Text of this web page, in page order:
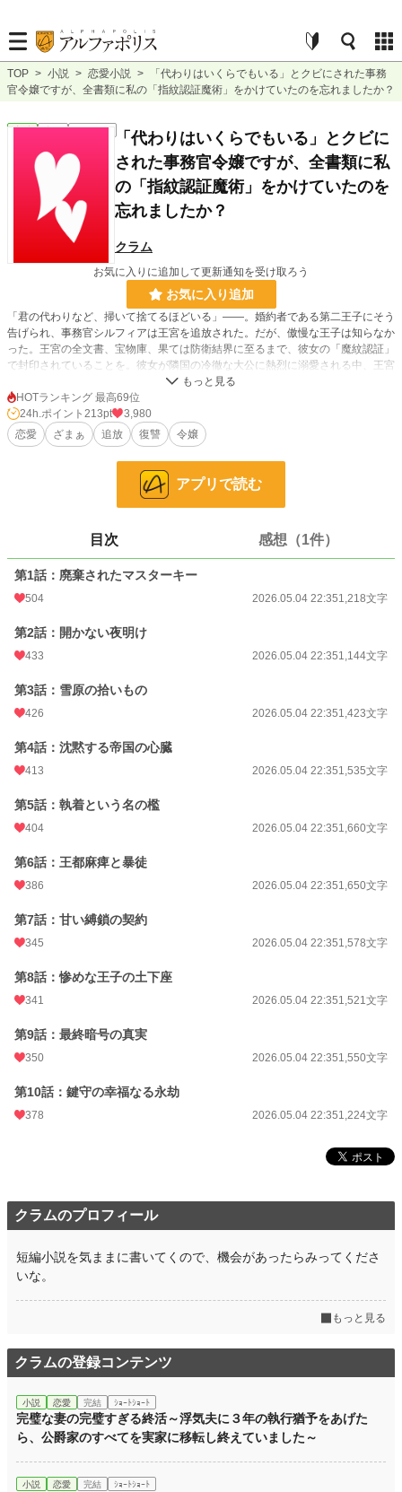
TOP > 小説 > 恋愛小説 >
「代わりはいくらでもいる」とクビにされた事務
官令嬢ですが、全書類に私の「指紋認証魔術」をかけていたのを忘れましたか？
恋愛 完結 ｼｮｰﾄｼｮｰﾄ
「代わりはいくらでもいる」とクビに
された事務官令嬢ですが、全書類に私
の「指紋認証魔術」をかけていたのを
忘れましたか？
クラム
お気に入りに追加して更新通知を受け取ろう
お気に入り追加
「君の代わりなど、掃いて捨てるほどいる」――。婚約者である第二王子にそう
告げられ、事務官シルフィアは王宮を追放された。だが、傲慢な王子は知らなか
った。王宮の全文書、宝物庫、果ては防衛結界に至るまで、彼女の「魔紋認証」
で封印されていることを。彼女が隣国の冷徹な大公に熱烈に溺愛される中、王宮
は物理的に「開かない」絶望の牢獄と化していく。
小説 6,666 位 / 228,790 件
14,503
更新日時 2026.05.04 22:35
初回完結日時 2026.05.04 22:35
累計ポイント
HOTランキング 最高69位
24h.ポイント 213pt
3,980
恋愛
ざまぁ 追放 復讐 令嬢
アプリで読む
目次 感想（1件）
第1話：廃棄されたマスターキー
504 2026.05.04 22:351,218文字
第2話：開かない夜明け
433 2026.05.04 22:351,144文字
第3話：雪原の拾いもの
426 2026.05.04 22:351,423文字
第4話：沈黙する帝国の心臓
413 2026.05.04 22:351,535文字
第5話：執着という名の檻
404 2026.05.04 22:351,660文字
第6話：王都麻痺と暴徒
386 2026.05.04 22:351,650文字
第7話：甘い縛鎖の契約
345 2026.05.04 22:351,578文字
第8話：惨めな王子の土下座
341 2026.05.04 22:351,521文字
第9話：最終暗号の真実
350 2026.05.04 22:351,550文字
第10話：鍵守の幸福なる永劫
378 2026.05.04 22:351,224文字
クラムのプロフィール
短編小説を気ままに書いてくので、機会があったらみってくださ
いな。
もっと見る
クラムの登録コンテンツ
小説 恋愛 完結 ｼｮｰﾄｼｮｰﾄ
完璧な妻の完璧すぎる終活～浮気夫に３年の執行猶予をあげた
ら、公爵家のすべてを実家に移転し終えていました～
小説 恋愛 完結 ｼｮｰﾄｼｮｰﾄ